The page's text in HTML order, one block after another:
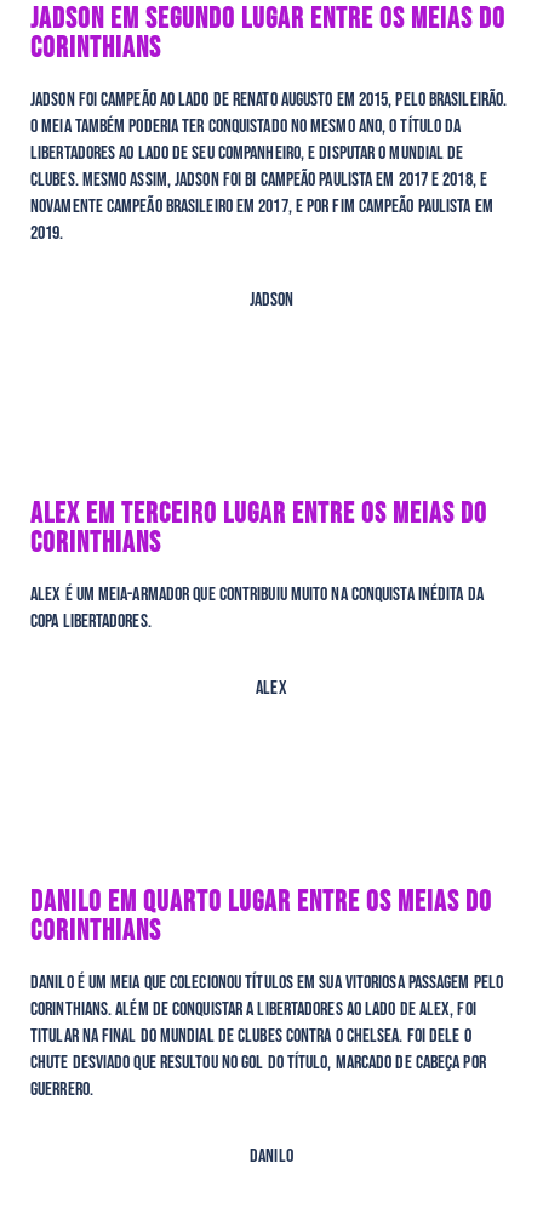
JADSON EM SEGUNDO LUGAR ENTRE OS MEIAS DO
CORINTHIANS
Jadson foi campeão ao lado de Renato Augusto em 2015, pelo Brasileirão.
O meia também poderia ter conquistado no mesmo ano, o título da
libertadores ao lado de seu companheiro, e disputar o mundial de
clubes. Mesmo assim, Jadson foi bi campeão paulista em 2017 e 2018, e
novamente campeão Brasileiro em 2017, e por fim campeão paulista em
2019.
Jadson
ALEX EM TERCEIRO LUGAR ENTRE OS MEIAS DO
CORINTHIANS
Alex é um meia-armador que contribuiu muito na conquista inédita da
Copa Libertadores.
Alex
DANILO EM QUARTO LUGAR ENTRE OS MEIAS DO
CORINTHIANS
Danilo é um meia que colecionou títulos em sua vitoriosa passagem pelo
Corinthians. Além de conquistar a Libertadores ao lado de Alex, foi
titular na final do Mundial de Clubes contra o Chelsea. Foi dele o
chute desviado que resultou no gol do título, marcado de cabeça por
Guerrero.
Danilo